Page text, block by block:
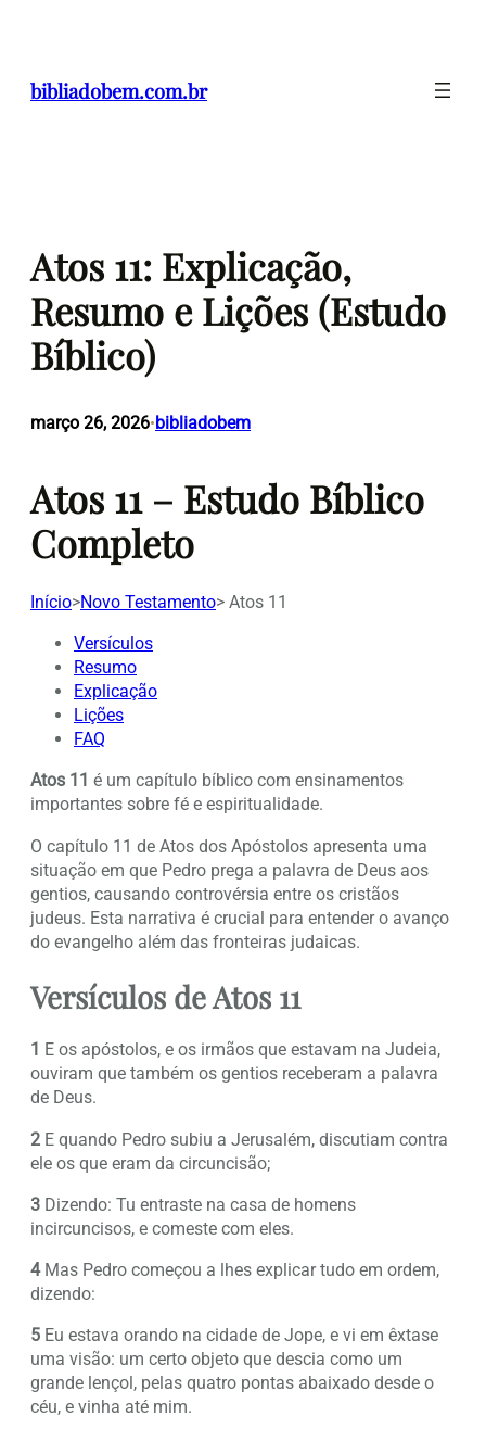
conteúdo
bibliadobem.com.br
Atos 11: Explicação,
Resumo e Lições (Estudo
Bíblico)
março 26, 2026•bibliadobem
Atos 11 – Estudo Bíblico
Completo
Início>Novo Testamento> Atos 11
Versículos
Resumo
Explicação
Lições
FAQ
Atos 11 é um capítulo bíblico com ensinamentos
importantes sobre fé e espiritualidade.
O capítulo 11 de Atos dos Apóstolos apresenta uma
situação em que Pedro prega a palavra de Deus aos
gentios, causando controvérsia entre os cristãos
judeus. Esta narrativa é crucial para entender o avanço
do evangelho além das fronteiras judaicas.
Versículos de Atos 11
1 E os apóstolos, e os irmãos que estavam na Judeia,
ouviram que também os gentios receberam a palavra
de Deus.
2 E quando Pedro subiu a Jerusalém, discutiam contra
ele os que eram da circuncisão;
3 Dizendo: Tu entraste na casa de homens
incircuncisos, e comeste com eles.
4Mas Pedro começou a lhes explicar tudo em ordem,
dizendo:
5 Eu estava orando na cidade de Jope, e vi em êxtase
uma visão: um certo objeto que descia como um
grande lençol, pelas quatro pontas abaixado desde o
céu, e vinha até mim.